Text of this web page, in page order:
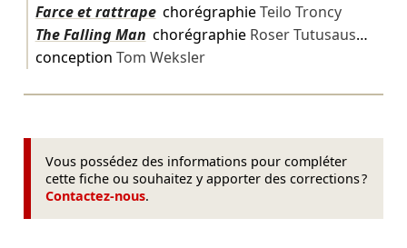
Farce et rattrapechorégraphieTeilo Troncy
The Falling Man chorégraphie Roser Tutusaus…
conception Tom Weksler
Vous possédez des informations pour compléter
cette fiche ou souhaitez y apporter des corrections ?
Contactez-nous.